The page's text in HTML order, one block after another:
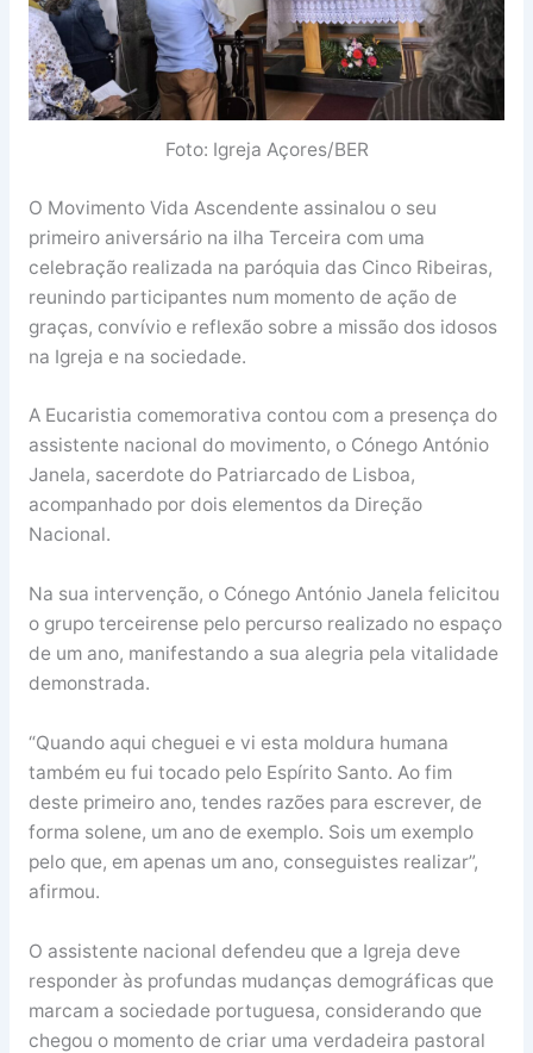
Foto: Igreja Açores/BER
O Movimento Vida Ascendente assinalou o seu
primeiro aniversário na ilha Terceira com uma
celebração realizada na paróquia das Cinco Ribeiras,
reunindo participantes num momento de ação de
graças, convívio e reflexão sobre a missão dos idosos
na Igreja e na sociedade.
A Eucaristia comemorativa contou com a presença do
assistente nacional do movimento, o Cónego António
Janela, sacerdote do Patriarcado de Lisboa,
acompanhado por dois elementos da Direção
Nacional.
Na sua intervenção, o Cónego António Janela felicitou
o grupo terceirense pelo percurso realizado no espaço
de um ano, manifestando a sua alegria pela vitalidade
demonstrada.
“Quando aqui cheguei e vi esta moldura humana
também eu fui tocado pelo Espírito Santo. Ao fim
deste primeiro ano, tendes razões para escrever, de
forma solene, um ano de exemplo. Sois um exemplo
pelo que, em apenas um ano, conseguistes realizar”,
afirmou.
O assistente nacional defendeu que a Igreja deve
responder às profundas mudanças demográficas que
marcam a sociedade portuguesa, considerando que
chegou o momento de criar uma verdadeira pastoral